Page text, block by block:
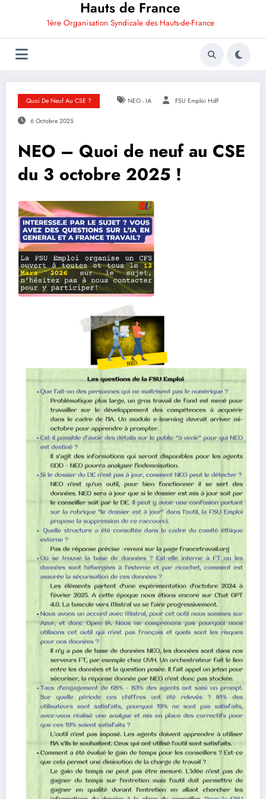
Hauts de France
1ère Organisation Syndicale des Hauts-de-France
Quoi De Neuf Au CSE ? NEO - IA FSU Emploi HdF
6 Octobre 2025
NEO – Quoi de neuf au CSE
du 3 octobre 2025 !